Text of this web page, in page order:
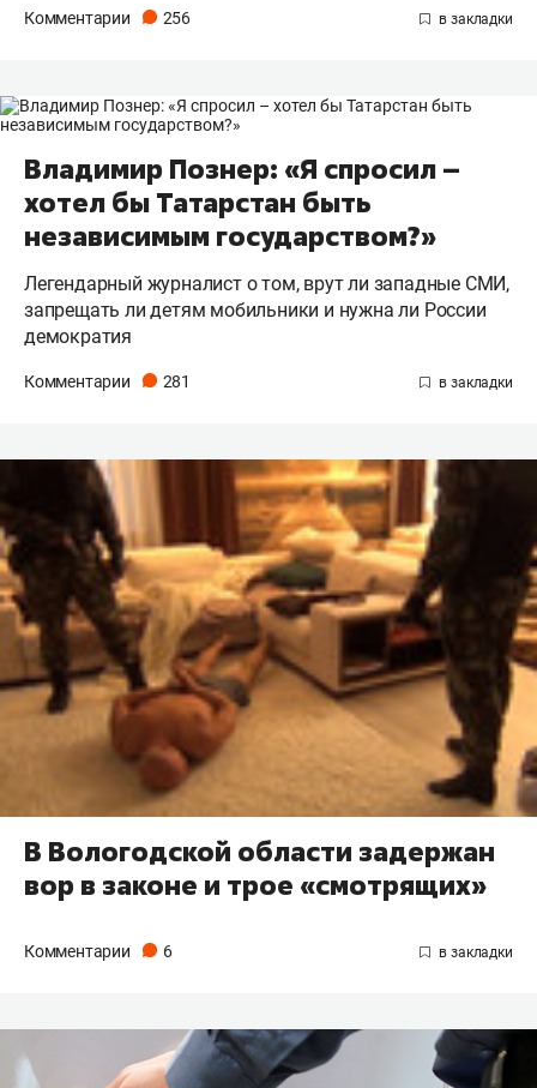
Комментарии 256
Владимир Познер: «Я спросил –
хотел бы Татарстан быть
независимым государством?»
Легендарный журналист о том, врут ли западные СМИ,
запрещать ли детям мобильники и нужна ли России
демократия
Комментарии 281
В Вологодской области задержан
вор в законе и трое «смотрящих»
Комментарии 6